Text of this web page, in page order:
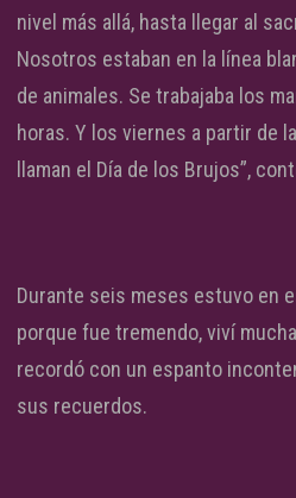
nivel más allá, hasta llegar al
Nosotros estaban en la línea
de animales. Se trabajaba los
horas. Y los viernes a partir de
llaman el Día de los Brujos”,
Durante seis meses estuvo en
porque fue tremendo, viví
recordó con un espanto
sus recuerdos.